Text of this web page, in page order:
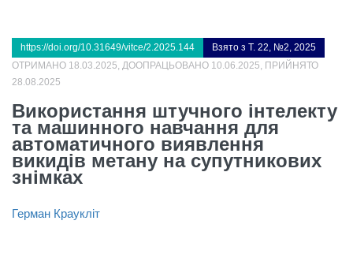
https://doi.org/10.31649/vitce/2.2025.144
Взято з Т. 22, №2, 2025
ОТРИМАНО 18.03.2025, ДООПРАЦЬОВАНО 10.06.2025, ПРИЙНЯТО
28.08.2025
Використання штучного інтелекту
та машинного навчання для
автоматичного виявлення
викидів метану на супутникових
знімках
Герман Краукліт